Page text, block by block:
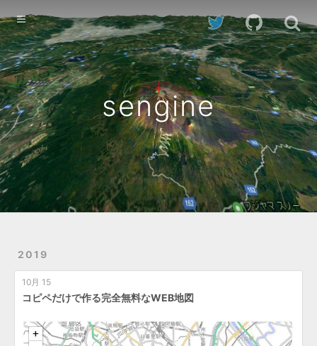
sengine
2019
10月 15
コピペだけで作る完全無料なWEB地図
Home
Archives